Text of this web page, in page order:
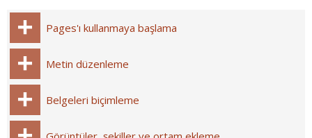
Pages'ı kullanmaya başlama
Metin düzenleme
Belgeleri biçimleme